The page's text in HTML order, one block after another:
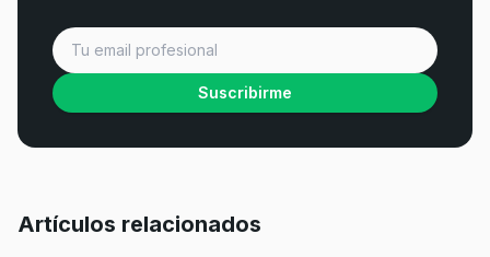
Suscribirme
Artículos relacionados